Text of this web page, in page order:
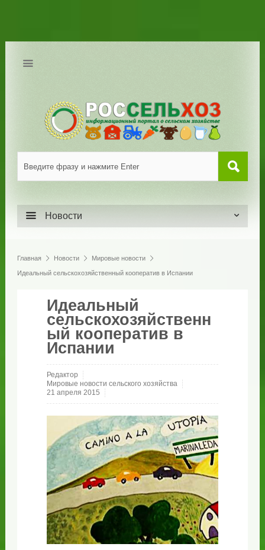
Новости
Главная Новости Мировые новости
Идеальный сельскохозяйственный кооператив в Испании
Идеальный
сельскохозяйственн
ый кооператив в
Испании
Редактор
Мировые новости сельского хозяйства
21 апреля 2015